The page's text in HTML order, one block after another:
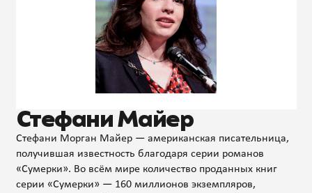
Стефани Майер
Стефани Морган Майер — американская писательница,
получившая известность благодаря серии романов
«Сумерки». Во всём мире количество проданных книг
серии «Сумерки» — 160 миллионов экземпляров,